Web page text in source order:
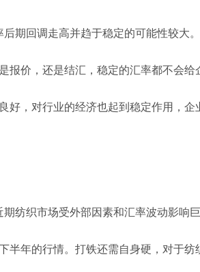
后期回调走高并趋于稳定的可能性较大
报价，还是结汇，稳定的汇率都不会
好，对行业的经济也起到稳定作用，
期纺织市场受外部因素和汇率波动影响
半年的行情。打铁还需自身硬，对于